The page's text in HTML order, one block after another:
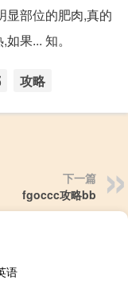
显部位的肥肉,真的
果... 知。
攻略
下一篇
fgoccc攻略bb
语